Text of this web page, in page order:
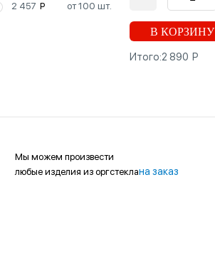
2 457 Р от 100 шт.
В КОРЗИНУ
Итого:2 890 Р
Мы можем произвести
любые изделия из оргстеклана заказ